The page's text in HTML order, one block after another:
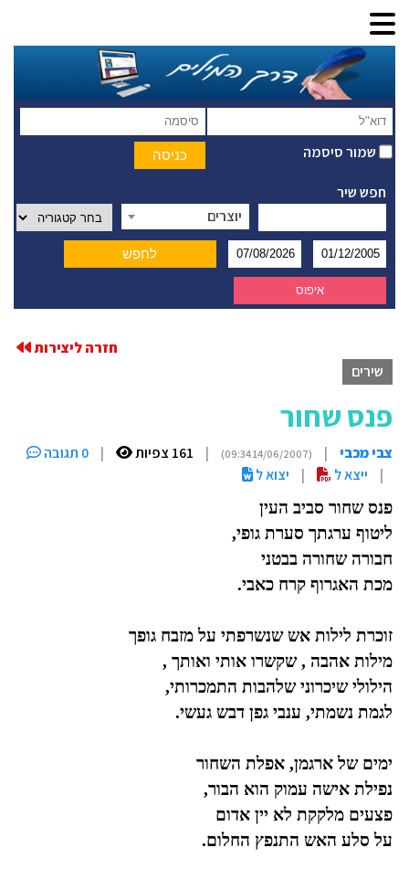
שמור סיסמה
חפש שיר
יוצרים
חזרה ליצירות
שירים
פנס שחור
צבי מכבי |
(14/06/2007 09:34)
| 161 צפיות |
0 תגובה
|
ייצא ל |
יצוא ל
פנס שחור סביב העין
ליטוף ערגתך סערת גופי,
חבורה שחורה בבטני
מכת האגרוף קרח כאבי.
זוכרת לילות אש שנשרפתי על מזבח גופך
מילות אהבה , שקשרו אותי ואותך ,
הילולי שיכרוני שלהבות התמכרותי,
לגמת נשמתי, ענבי גפן דבש געשי.
ימים של ארגמן, אפלת השחור
נפילת אישה עמוק הוא הבור,
פצעים מלקקת לא יין אדום
על סלע האש התנפץ החלום.